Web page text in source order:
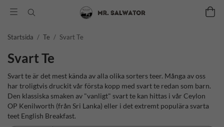
Startsida / Te / Svart Te
Svart Te
Svart te är det mest kända av alla olika sorters teer. Många av oss
har troligtvis druckit vår första kopp med svart te redan som barn.
Den klassiska smaken av "vanligt" svart te kan hittas i vår Ceylon
OP Kenilworth (från Sri Lanka) eller i det extremt populära svarta
teet English Breakfast.